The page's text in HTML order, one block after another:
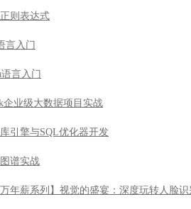
则表达式
言入门
语言入门
企业级大数据项目实战
库引擎与SQL优化器开发
谱实战
万年薪系列】视觉的盛宴：深度玩转人脸识